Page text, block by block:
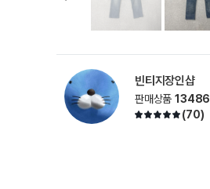
빈티지장인샵
판매상품 13486
(70)